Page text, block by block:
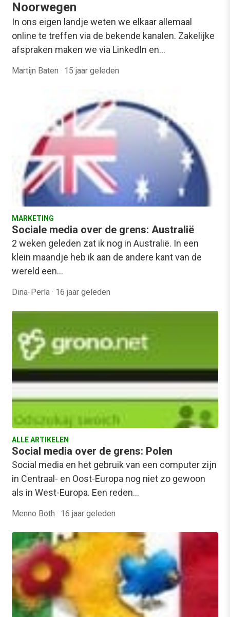
Noorwegen
In ons eigen landje weten we elkaar allemaal
online te treffen via de bekende kanalen. Zakelijke
afspraken maken we via LinkedIn en…
Martijn Baten · 15 jaar geleden
MARKETING
Sociale media over de grens: Australië
2 weken geleden zat ik nog in Australië. In een
klein maandje heb ik aan de andere kant van de
wereld een…
Dina-Perla · 16 jaar geleden
ALLE ARTIKELEN
Social media over de grens: Polen
Social media en het gebruik van een computer zijn
in Centraal- en Oost-Europa nog niet zo gewoon
als in West-Europa. Een reden…
Menno Both · 16 jaar geleden